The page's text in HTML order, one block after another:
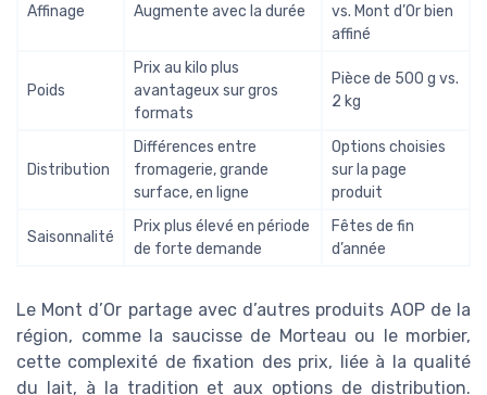
Affinage Augmente avec la durée
vs. Mont d’Or bien
affiné
Poids
Prix au kilo plus
avantageux sur gros
formats
Pièce de 500 g vs.
2 kg
Distribution
Différences entre
fromagerie, grande
surface, en ligne
Options choisies
sur la page
produit
Saisonnalité
Prix plus élevé en période
de forte demande
Fêtes de fin
d’année
Le Mont d’Or partage avec d’autres produits AOP de la
région, comme la saucisse de Morteau ou le morbier,
cette complexité de fixation des prix, liée à la qualité
du lait, à la tradition et aux options de distribution.